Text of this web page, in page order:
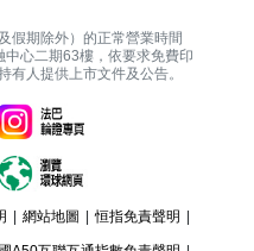
假期除外）的正常營業時間
心二期63樓，依要求免費印
有人提供上市文件及公告。
網站地圖 恒指免責聲明